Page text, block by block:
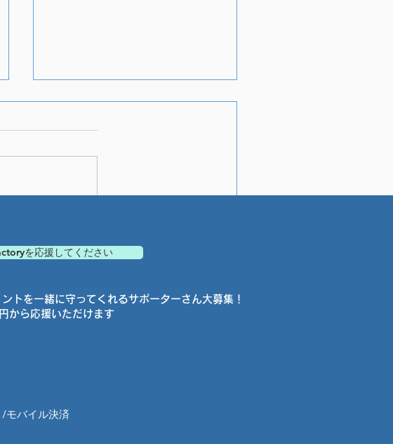
を応援してください
トを一緒に守ってくれるサポーターさん大募集！
から応援いただけます
バイル決済